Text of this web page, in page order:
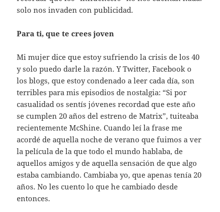
solo nos invaden con publicidad.
Para ti, que te crees joven
Mi mujer dice que estoy sufriendo la crisis de los 40
y solo puedo darle la razón. Y Twitter, Facebook o
los blogs, que estoy condenado a leer cada día, son
terribles para mis episodios de nostalgia: “Si por
casualidad os sentís jóvenes recordad que este año
se cumplen 20 años del estreno de Matrix”, tuiteaba
recientemente McShine. Cuando leí la frase me
acordé de aquella noche de verano que fuimos a ver
la película de la que todo el mundo hablaba, de
aquellos amigos y de aquella sensación de que algo
estaba cambiando. Cambiaba yo, que apenas tenía 20
años. No les cuento lo que he cambiado desde
entonces.